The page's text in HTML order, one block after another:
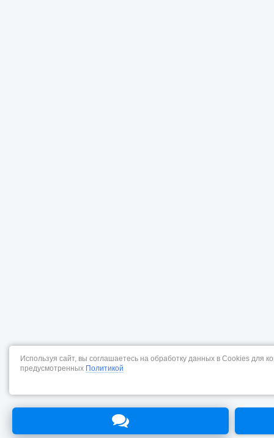
Используя сайт, вы соглашаетесь на обработку данных в Cookies для
предусмотренных Политикой